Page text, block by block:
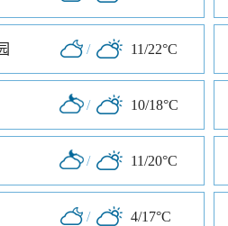
/ 11/22°C
/ 10/18°C
/ 11/20°C
/ 4/17°C